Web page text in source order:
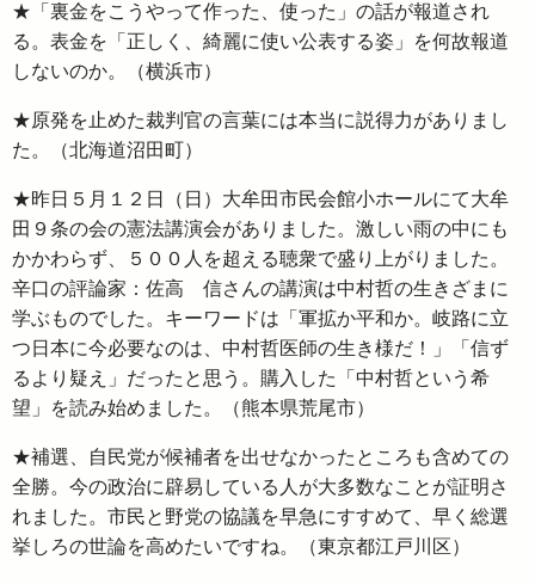
★「裏金をこうやって作った、使った」の話が報道され
る。表金を「正しく、綺麗に使い公表する姿」を何故報道
しないのか。（横浜市）
★原発を止めた裁判官の言葉には本当に説得力がありまし
た。（北海道沼田町）
★昨日５月１２日（日）大牟田市民会館小ホールにて大牟
田９条の会の憲法講演会がありました。激しい雨の中にも
かかわらず、５００人を超える聴衆で盛り上がりました。
辛口の評論家：佐高 信さんの講演は中村哲の生きざまに
学ぶものでした。キーワードは「軍拡か平和か。岐路に立
つ日本に今必要なのは、中村哲医師の生き様だ！」「信ず
るより疑え」だったと思う。購入した「中村哲という希
望」を読み始めました。（熊本県荒尾市）
★補選、自民党が候補者を出せなかったところも含めての
全勝。今の政治に辟易している人が大多数なことが証明さ
れました。市民と野党の協議を早急にすすめて、早く総選
挙しろの世論を高めたいですね。（東京都江戸川区）